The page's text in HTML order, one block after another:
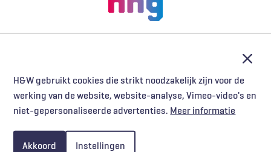
H&W gebruikt cookies die strikt noodzakelijk zijn voor de
werking van de website, website-analyse, Vimeo-video's en
niet-gepersonaliseerde advertenties. Meer informatie
Akkoord Instellingen